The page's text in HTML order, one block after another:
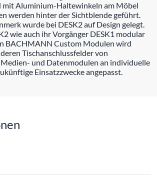
mit Aluminium-Haltewinkeln am Möbel
werden hinter der Sichtblende geführt.
wurde bei DESK2 auf Design gelegt.
wie auch ihr Vorgänger DESK1 modular
BACHMANN Custom Modulen wird
Tischanschlussfelder von
und Datenmodulen an individuelle
Einsatzzwecke angepasst.